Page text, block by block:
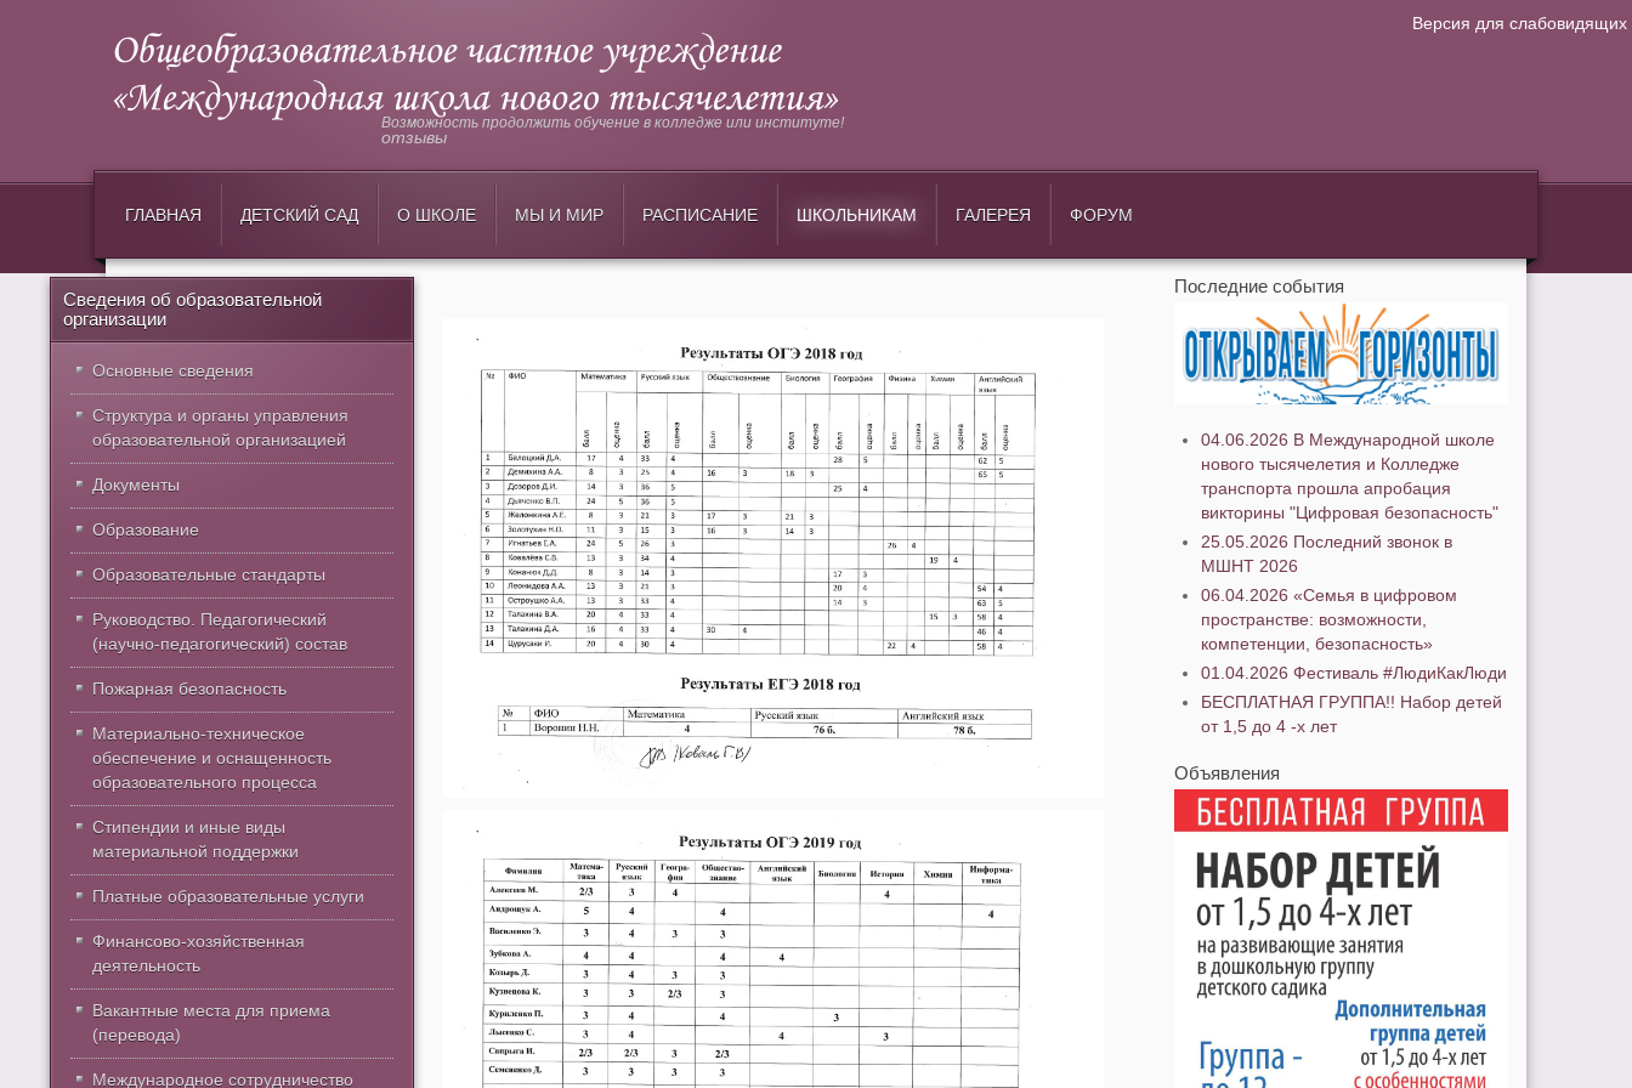
Версия для слабовидящих
Возможность продолжить обучение в колледже или институте!
отзывы
ГЛАВНАЯ ДЕТСКИЙ САД О ШКОЛЕ МЫ И МИР РАСПИСАНИЕ ШКОЛЬНИКАМ ГАЛЕРЕЯ ФОРУМ
Сведения об образовательной
организации
Основные сведения
Структура и органы управления
образовательной организацией
Документы
Образование
Образовательные стандарты
Руководство. Педагогический
(научно-педагогический) состав
Пожарная безопасность
Материально-техническое
обеспечение и оснащенность
образовательного процесса
Стипендии и иные виды
материальной поддержки
Платные образовательные услуги
Финансово-хозяйственная
деятельность
Вакантные места для приема
(перевода)
Международное сотрудничество
Последние события
04.06.2026 В Международной школе
нового тысячелетия и Колледже
транспорта прошла апробация
викторины "Цифровая безопасность"
25.05.2026 Последний звонок в
МШНТ 2026
06.04.2026 «Семья в цифровом
пространстве: возможности,
компетенции, безопасность»
01.04.2026 Фестиваль #ЛюдиКакЛюди
БЕСПЛАТНАЯ ГРУППА!! Набор детей
от 1,5 до 4 -х лет
Объявления